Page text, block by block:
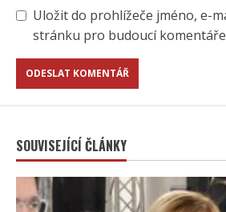
Uložit do prohlížeče jméno, e-
stránku pro budoucí
SOUVISEJÍCÍ ČLÁNKY